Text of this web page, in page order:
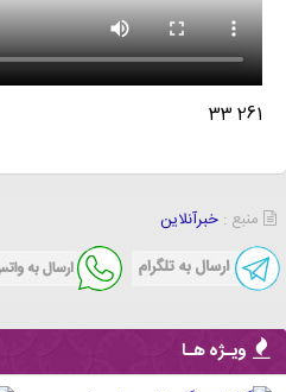
261 33
منبع : خبرآنلاین
ویـژه هـا